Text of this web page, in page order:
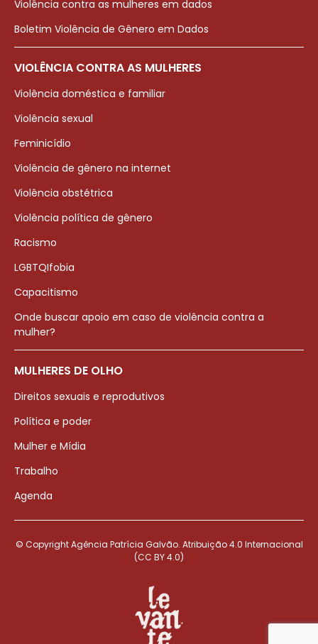
Violência contra as mulheres em dados
Boletim Violência de Gênero em Dados
VIOLÊNCIA CONTRA AS MULHERES
Violência doméstica e familiar
Violência sexual
Feminicídio
Violência de gênero na internet
Violência obstétrica
Violência política de gênero
Racismo
LGBTQIfobia
Capacitismo
Onde buscar apoio em caso de violência contra a
mulher?
MULHERES DE OLHO
Direitos sexuais e reprodutivos
Política e poder
Mulher e Mídia
Trabalho
Agenda
© Copyright Agência Patrícia Galvão. Atribuição 4.0 Internacional
(CC BY 4.0)